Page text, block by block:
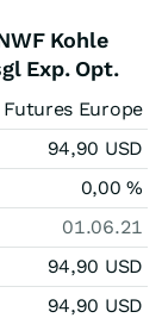
Kohle
Exp. Opt.
Futures Europe
94,90 USD
0,00%
01.06.21
94,90 USD
94,90 USD